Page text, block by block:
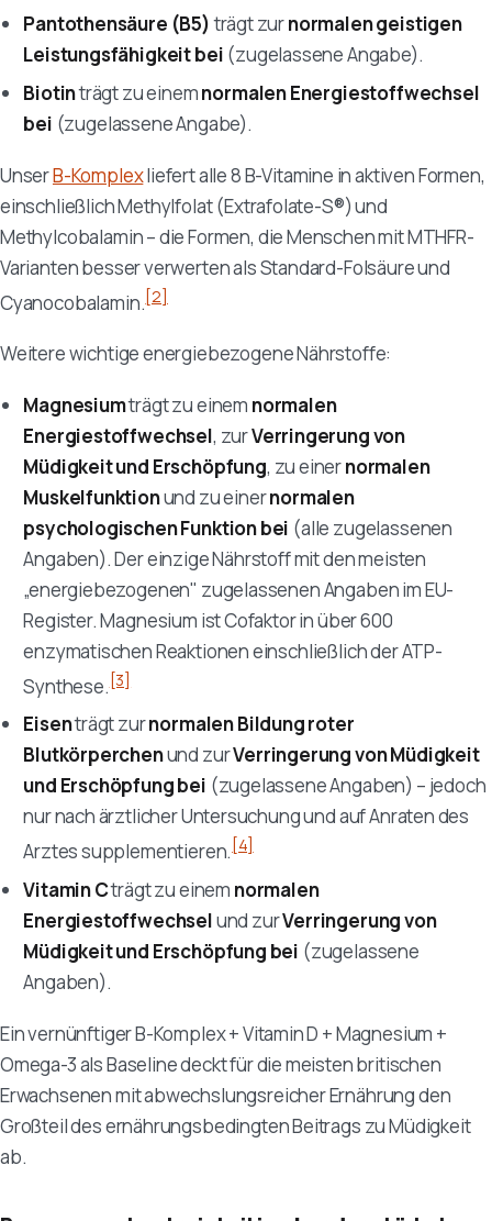
Pantothensäure (B5)trägt zurnormalen geistigen
Leistungsfähigkeit bei (zugelassene Angabe).
Biotinträgt zu einemnormalen Energiestoffwechsel
bei (zugelassene Angabe).
UnserB-Komplexliefert alle 8 B-Vitamine in aktiven Formen,
einschließlich Methylfolat (Extrafolate-S®) und
Methylcobalamin – die Formen, die Menschen mit MTHFR-
Varianten besser verwerten als Standard-Folsäure und
Cyanocobalamin.[2]
Weitere wichtige energiebezogene Nährstoffe:
Magnesiumträgt zu einem normalen
Energiestoffwechsel, zurVerringerung von
Müdigkeit und Erschöpfung, zu einernormalen
Muskelfunktionund zu einernormalen
psychologischen Funktion bei (alle zugelassenen
Angaben). Der einzige Nährstoff mit den meisten
„energiebezogenen" zugelassenen Angaben im EU-
Register. Magnesium ist Cofaktor in über 600
enzymatischen Reaktionen einschließlich der ATP-
Synthese.[3]
Eisenträgt zurnormalen Bildung roter
Blutkörperchenund zurVerringerung von Müdigkeit
und Erschöpfung bei (zugelassene Angaben) – jedoch
nur nach ärztlicher Untersuchung und auf Anraten des
Arztes supplementieren. [4]
Vitamin Cträgt zu einem normalen
Energiestoffwechselund zurVerringerung von
Müdigkeit und Erschöpfung bei (zugelassene
Angaben).
Ein vernünftiger B-Komplex + Vitamin D + Magnesium +
Omega-3 als Baseline deckt für die meisten britischen
Erwachsenen mit abwechslungsreicher Ernährung den
Großteil des ernährungsbedingten Beitrags zu Müdigkeit
ab.